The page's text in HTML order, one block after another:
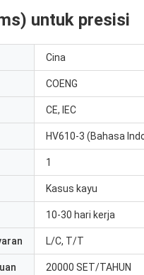
untuk presisi
Cina
COENG
CE, IEC
HV610-3 (Bahasa
1
Kasus kayu
10-30 hari kerja
L/C, T/T
20000 SET/TAHUN